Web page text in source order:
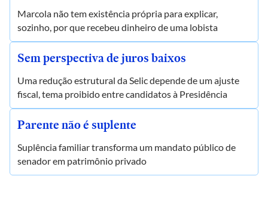
Marcola não tem existência própria para explicar,
sozinho, por que recebeu dinheiro de uma lobista
Sem perspectiva de juros baixos
Uma redução estrutural da Selic depende de um ajuste
fiscal, tema proibido entre candidatos à Presidência
Parente não é suplente
Suplência familiar transforma um mandato público de
senador em patrimônio privado